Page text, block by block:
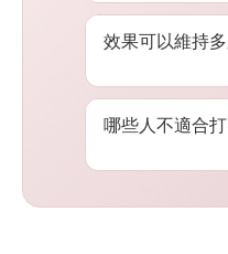
維護建議為每
況下不建議
決定。
效果可以維持
一般可維持約
況差或生活
打。
哪些人不適合打